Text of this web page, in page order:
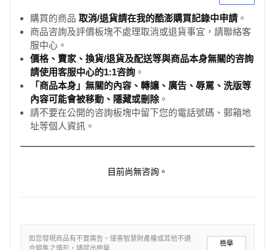
購買的商品 取消/退貨請在我的酷澎購買記錄中申請 。
商品咨詢及評價板塊不處理取消或退貨事宜，請聯絡客
服中心。
價格、賣家、換貨/退貨及配送等與商品本身無關的咨詢
請使用客服中心的1:1咨詢 。
「商品本身」無關的內容、轉讓、廣告、辱罵、洗版等
內容可能會被移動、隱藏或刪除。
請不要在公開的咨詢板塊中留下您的電話號碼、郵箱地
址等個人資訊。
目前尚無咨詢。
如您發現商品有不實廣告、侵害智慧財產權或其他不適
合銷售之情形，請提出檢舉
檢舉